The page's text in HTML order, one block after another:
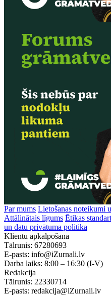
Par mums Lietošanas noteikumi
Attālinātais līgums Ētikas
un datu privātuma politika
Klientu apkalpošana
Tālrunis: 67280693
E-pasts: info@iZurnali.lv
Darba laiks: 8:00 – 16:30 (I-V)
Redakcija
Tālrunis: 22330714
E-pasts: redakcija@iZurnali.lv